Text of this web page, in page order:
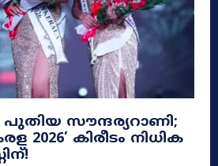
പുതിയ സൗന്ദര്യറാണി;
2026’ കിരീടം നിധിക